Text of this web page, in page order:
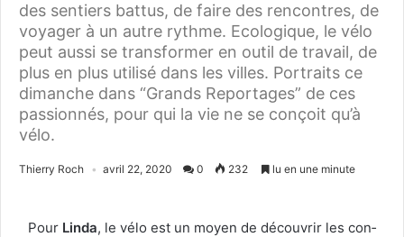
des sentiers battus, de faire des rencontres, de
voyager à un autre rythme. Ecologique, le vélo
peut aussi se transformer en outil de travail, de
plus en plus utilisé dans les villes. Portraits ce
dimanche dans “Grands Reportages” de ces
passionnés, pour qui la vie ne se conçoit qu’à
vélo.
Thierry Roch avril 22, 2020 0 232 lu en une minute
Pour Lin­da, le vélo est un moyen de décou­vrir les con­